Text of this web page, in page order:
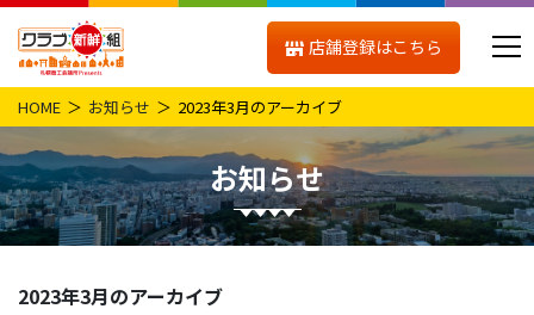
店舗登録はこちら
HOME お知らせ 2023年3月のアーカイブ
お知らせ
2023年3月のアーカイブ